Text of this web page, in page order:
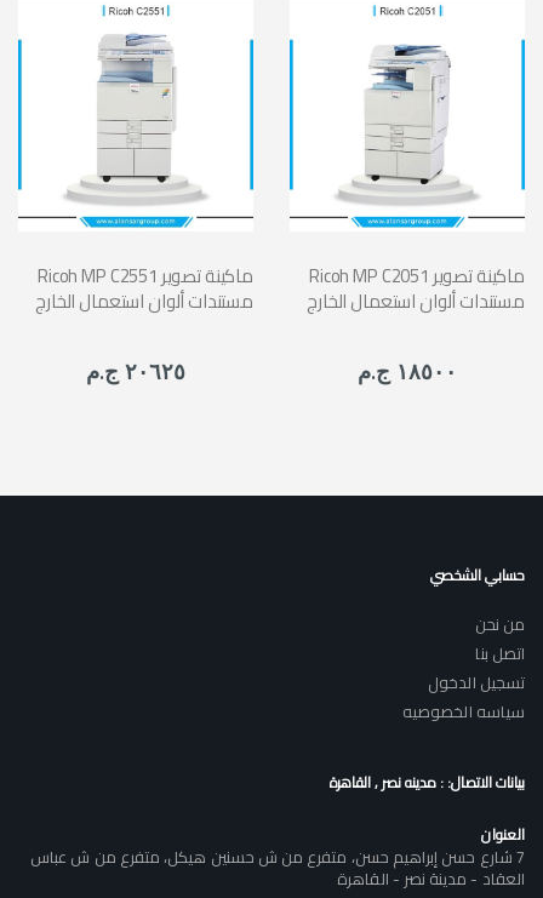
Ricoh MP C2551 ماكينة تصوير
مستندات ألوان استعمال الخارج
٢٠٦٢٥ ج.م
Ricoh MP C2051 ماكينة تصوير
مستندات ألوان استعمال الخارج
١٨٥٠٠ ج.م
حسابي الشخصي
من نحن
اتصل بنا
تسجيل الدخول
سياسه الخصوصيه
بيانات الاتصال: : مدينه نصر , القاهرة
العنوان
7 شارع حسن إبراهيم حسن، متفرع من ش حسنين هيكل، متفرع من ش عباس
العقاد - مدينة نصر - القاهرة